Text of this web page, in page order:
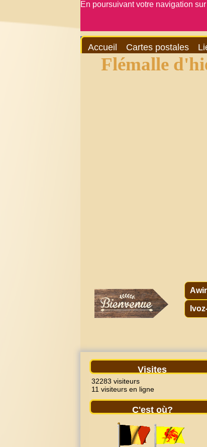
En poursuivant votre navigation
Accueil Cartes postales
Flémalle d'hier
Visites
32283 visiteurs
11 visiteurs en ligne
C'est où?